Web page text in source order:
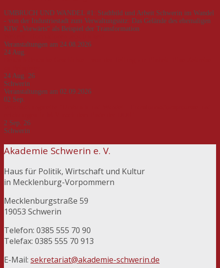
UMBRUCH UND WANDEL #1: Stadtbild und Arbeit Schwerin im Wandel
- von der Industriestadt zum Verwaltungssitz: Das Gelände des ehemaligen
KIW „Vorwärts“ als Beispiel der Transformation
Veranstaltungen am 24.08.2026
24 Aug.
24 Aug. 26
Schwerin
Veranstaltungen am 02.09.2026
02 Sep.
2 Sep. 26
Schwerin
Akademie Schwerin e. V.
Haus für Politik, Wirtschaft und Kultur
in Mecklenburg-Vorpommern
Mecklenburgstraße 59
19053 Schwerin
Telefon: 0385 555 70 90
Telefax: 0385 555 70 913
E-Mail: sekretariat@akademie-schwerin.de